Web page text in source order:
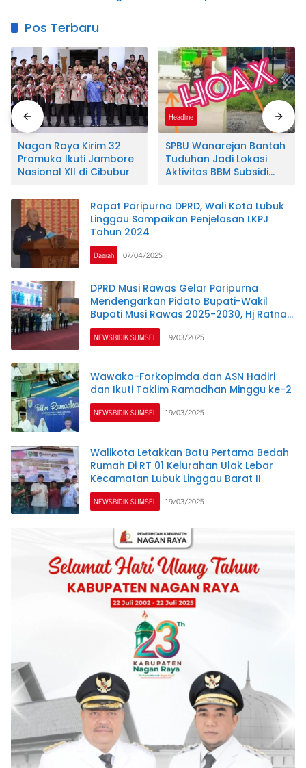
Kelembagaan dan
Jurnalistik
Pos Terbaru
Aceh
Nagan Raya Kirim 32
Pramuka Ikuti Jambore
Nasional XII di Cibubur
Headline
SPBU Wanarejan Bantah
Tuduhan Jadi Lokasi
Aktivitas BBM Subsidi
Jurnalistik dan
Pertimbangkan Jalur
Rapat Paripurna DPRD, Wali Kota Lubuk
Linggau Sampaikan Penjelasan LKPJ
Tahun 2024
Daerah 07/04/2025
DPRD Musi Rawas Gelar Paripurna
Mendengarkan Pidato Bupati-Wakil
Bupati Musi Rawas 2025-2030, Hj Ratna
Machmud Tetap Implementasikan
Sembilan Program
NEWSBIDIK SUMSEL 19/03/2025
Wawako-Forkopimda dan ASN Hadiri
dan Ikuti Taklim Ramadhan Minggu ke-2
NEWSBIDIK SUMSEL 19/03/2025
Walikota Letakkan Batu Pertama Bedah
Rumah Di RT 01 Kelurahan Ulak Lebar
Kecamatan Lubuk Linggau Barat II
NEWSBIDIK SUMSEL 19/03/2025